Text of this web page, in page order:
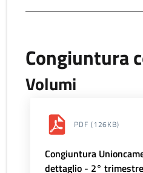
Congiuntura
Volumi
PDF (126KB)
Congiuntura
dettaglio - 2°